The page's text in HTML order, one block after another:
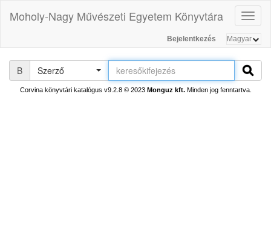
Moholy-Nagy Művészeti Egyetem Könyvtára
Bejelentkezés
B Szerző
Corvina könyvtári katalógus v9.2.8© 2023 Monguz kft.Minden jog fenntartva.